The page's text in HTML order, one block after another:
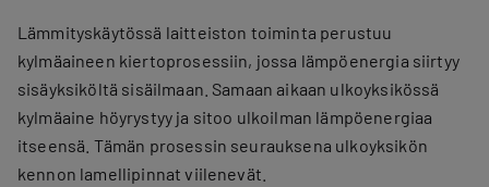
Lämmityskäytössä laitteiston toiminta perustuu
kylmäaineen kiertoprosessiin, jossa lämpöenergia siirtyy
sisäyksiköltä sisäilmaan. Samaan aikaan ulkoyksikössä
kylmäaine höyrystyy ja sitoo ulkoilman lämpöenergiaa
itseensä. Tämän prosessin seurauksena ulkoyksikön
kennon lamellipinnat viilenevät.